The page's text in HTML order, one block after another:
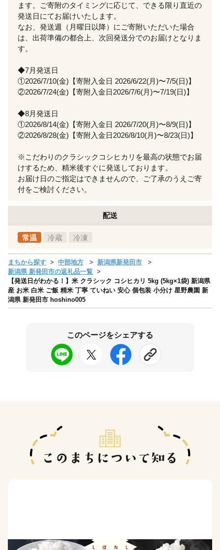
ます。ご寄附のタイミングに応じて、できる限り直近の
発送日にてお届けいたします。
なお、発送週（月曜日以降）にご寄附いただいた場合
は、出荷準備の都合上、次回発送分でのお届けとなりま
す。
◆7月発送日
①2026/7/10(金)【寄附入金日 2026/6/22(月)〜7/5(日)】
②2026/7/24(金)【寄附入金日2026/7/6(月)〜7/19(日)】
◆8月発送日
①2026/8/14(金)【寄附入金日 2026/7/20(月)〜8/9(日)】
②2026/8/28(金)【寄附入金日2026/8/10(月)〜8/23(日)】
※こだわりのクラシックコシヒカリを最高の状態でお届
けするため、精米後すぐに発送しております。
お届け日のご指定はできませんので、ご了承のうえご寄
付をご検討ください。
配送
常温 冷蔵 冷凍
まちから探す 中部地方
新潟県新発田市
新潟県 新発田市の返礼品一覧
【発送日がわかる！】米 クラシック コシヒカリ 5kg (5kg×1袋) 新潟県
産 お米 白米 ご飯 精米 丁寧 ていねい 安心 個包装 小分け 星野農園 新
潟県 新発田市 hoshino005
このページをシェアする